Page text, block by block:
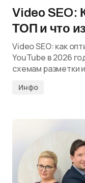
Video SEO:
ТОП и что
Video SEO: как
YouTube в 2026
схемам разметки
Инфо